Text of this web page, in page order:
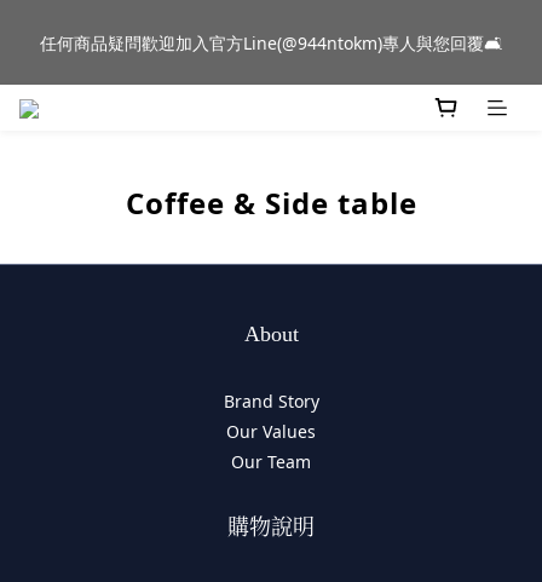
群門市展示中✨
任何商品疑問歡迎加入官方Line(@944ntokm)專人與您回覆🛋️
新品到貨｜日本燈具品牌 Ambientec 年度新品 Barcarolle 臺中樂
Coffee & Side table
About
Brand Story
Our Values
Our Team
購物說明